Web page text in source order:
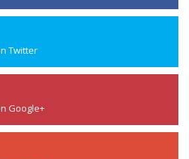
Twitter
Google+